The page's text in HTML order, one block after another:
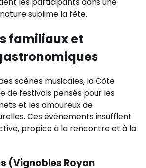
sublime la fête.
familiaux et
scènes musicales, la Côte
de festivals pensés pour les
et les amoureux de
Ces événements insufflent
propice à la rencontre et à la
(Vignobles Royan